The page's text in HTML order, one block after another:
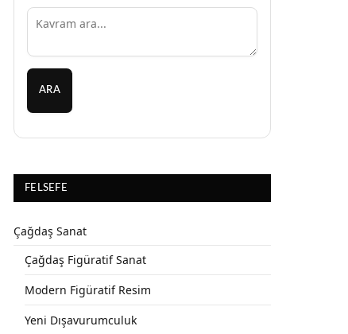
ARA
FELSEFE
Çağdaş Sanat
Çağdaş Figüratif Sanat
Modern Figüratif Resim
Yeni Dışavurumculuk